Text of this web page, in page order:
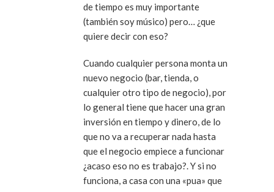
de tiempo es muy importante
(también soy músico) pero… ¿que
quiere decir con eso?
Cuando cualquier persona monta un
nuevo negocio (bar, tienda, o
cualquier otro tipo de negocio), por
lo general tiene que hacer una gran
inversión en tiempo y dinero, de lo
que no va a recuperar nada hasta
que el negocio empiece a funcionar
¿acaso eso no es trabajo?. Y si no
funciona, a casa con una «pua» que